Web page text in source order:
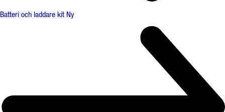
Batteri och laddare kit Ny